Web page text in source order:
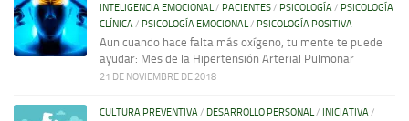
INTELIGENCIA EMOCIONAL/ PACIENTES/ PSICOLOGÍA/ PSICOLOGÍA
CLÍNICA/ PSICOLOGÍA EMOCIONAL/ PSICOLOGÍA POSITIVA
Aun cuando hace falta más oxígeno, tu mente te puede
ayudar: Mes de la Hipertensión Arterial Pulmonar
21 DE NOVIEMBRE DE 2018
CULTURA PREVENTIVA/ DESARROLLO PERSONAL/ INICIATIVA/